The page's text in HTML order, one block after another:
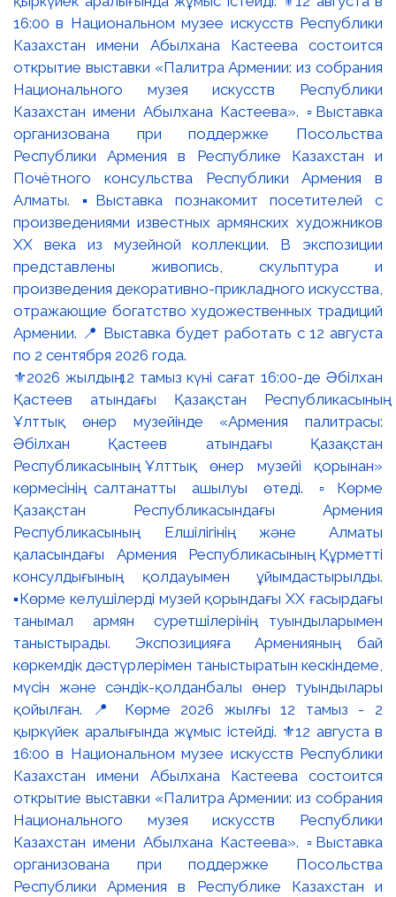
⚜️2026 жылдың 12 тамыз күні сағат 16:00-де Әбілхан
Қастеев атындағы Қазақстан Республикасының
Ұлттық өнер музейінде «Армения палитрасы:
Әбілхан Қастеев атындағы Қазақстан
Республикасының Ұлттық өнер музейі қорынан»
көрмесінің салтанатты ашылуы өтеді. ▫️Көрме
Қазақстан Республикасындағы Армения
Республикасының Елшілігінің және Алматы
қаласындағы Армения Республикасының Құрметті
консулдығының қолдауымен ұйымдастырылды.
▪️Көрме келушілерді музей қорындағы ХХ ғасырдағы
танымал армян суретшілерінің туындыларымен
таныстырады. Экспозицияға Арменияның бай
көркемдік дәстүрлерімен таныстыратын кескіндеме,
мүсін және сәндік-қолданбалы өнер туындылары
қойылған. 📍 Көрме 2026 жылғы 12 тамыз - 2
қыркүйек аралығында жұмыс істейді. ⚜️12 августа в
16:00 в Национальном музее искусств Республики
Казахстан имени Абылхана Кастеева состоится
открытие выставки «Палитра Армении: из собрания
Национального музея искусств Республики
Казахстан имени Абылхана Кастеева». ▫️Выставка
организована при поддержке Посольства
Республики Армения в Республике Казахстан и